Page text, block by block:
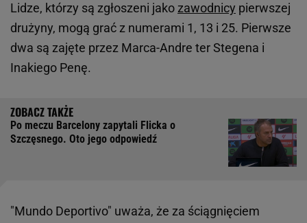
Lidze, którzy są zgłoszeni jakozawodnicy pierwszej
drużyny, mogą grać z numerami 1, 13 i 25. Pierwsze
dwa są zajęte przez Marca-Andre ter Stegena i
Inakiego Penę.
Po meczu Barcelony zapytali Flicka o
Szczęsnego. Oto jego odpowiedź
"Mundo Deportivo" uważa, że za ściągnięciem